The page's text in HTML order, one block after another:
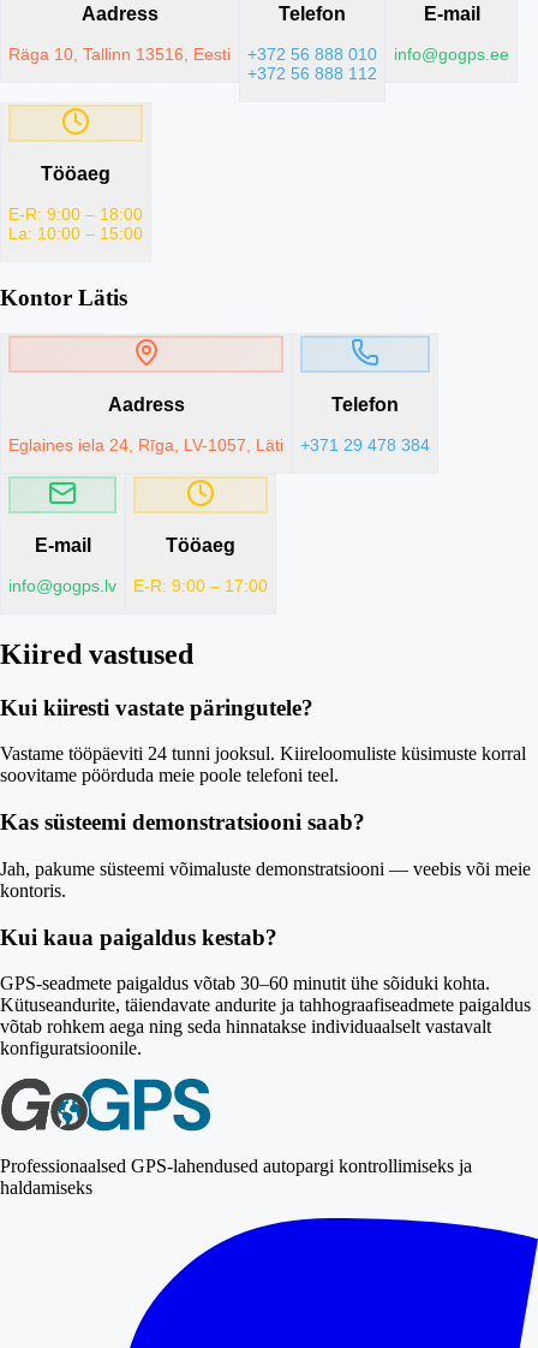
Aadress
Räga 10, Tallinn 13516, Eesti
Telefon
+372 56 888 010
+372 56 888 112
E-mail
info@gogps.ee
Tööaeg
E-R: 9:00 – 18:00
La: 10:00 – 15:00
Kontor Lätis
Aadress
Eglaines iela 24, Rīga, LV-1057, Läti
Telefon
+371 29 478 384
E-mail
info@gogps.lv
Tööaeg
E-R: 9:00 – 17:00
Kiired vastused
Kui kiiresti vastate päringutele?
Vastame tööpäeviti 24 tunni jooksul. Kiireloomuliste küsimuste korral
soovitame pöörduda meie poole telefoni teel.
Kas süsteemi demonstratsiooni saab?
Jah, pakume süsteemi võimaluste demonstratsiooni — veebis või meie
kontoris.
Kui kaua paigaldus kestab?
GPS-seadmete paigaldus võtab 30–60 minutit ühe sõiduki kohta.
Kütuseandurite, täiendavate andurite ja tahhograafiseadmete paigaldus
võtab rohkem aega ning seda hinnatakse individuaalselt vastavalt
konfiguratsioonile.
Professionaalsed GPS-lahendused autopargi kontrollimiseks ja
haldamiseks